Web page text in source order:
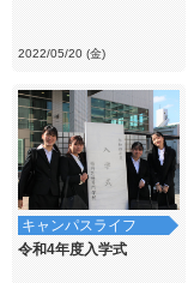
2022/05/20 (金)
キャンパスライフ
令和4年度入学式